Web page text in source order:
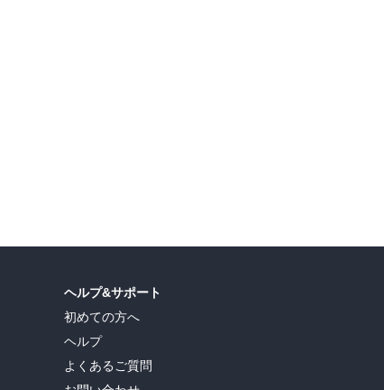
ヘルプ&サポート
初めての方へ
ヘルプ
よくあるご質問